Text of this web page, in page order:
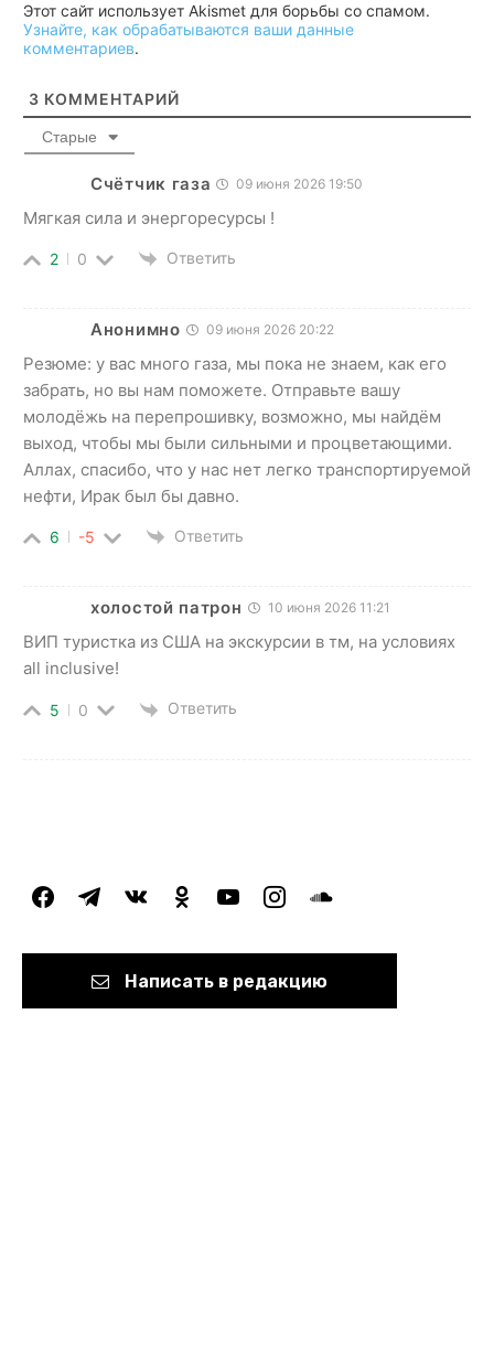
Этот сайт использует Akismet для борьбы со спамом.
Узнайте, как обрабатываются ваши данные
комментариев.
3 КОММЕНТАРИЙ
Старые
Счётчик газа 09 июня 2026 19:50
Мягкая сила и энергоресурсы !
2 0 Ответить
Анонимно 09 июня 2026 20:22
Резюме: у вас много газа, мы пока не знаем, как его
забрать, но вы нам поможете. Отправьте вашу
молодёжь на перепрошивку, возможно, мы найдём
выход, чтобы мы были сильными и процветающими.
Аллах, спасибо, что у нас нет легко транспортируемой
нефти, Ирак был бы давно.
6 -5 Ответить
холостой патрон 10 июня 2026 11:21
ВИП туристка из США на экскурсии в тм, на условиях
all inclusive!
5 0 Ответить
facebooktelegramvkontakteodnoklassniki
youtubeinstagramsoundcloud
Написать в редакцию